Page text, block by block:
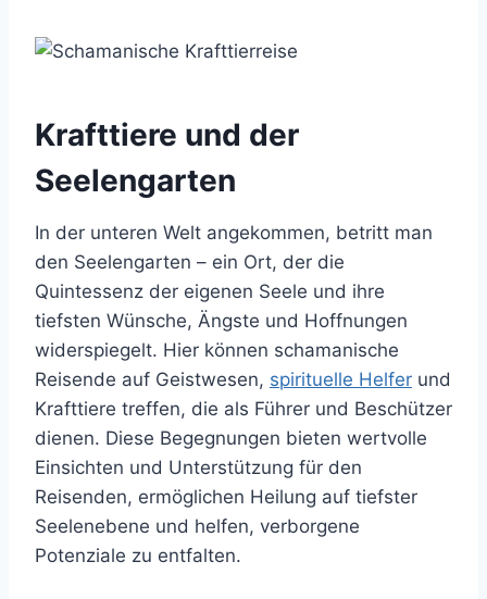
Krafttiere und der
Seelengarten
In der unteren Welt angekommen, betritt man
den Seelengarten – ein Ort, der die
Quintessenz der eigenen Seele und ihre
tiefsten Wünsche, Ängste und Hoffnungen
widerspiegelt. Hier können schamanische
Reisende auf Geistwesen, spirituelle Helfer und
Krafttiere treffen, die als Führer und Beschützer
dienen. Diese Begegnungen bieten wertvolle
Einsichten und Unterstützung für den
Reisenden, ermöglichen Heilung auf tiefster
Seelenebene und helfen, verborgene
Potenziale zu entfalten.